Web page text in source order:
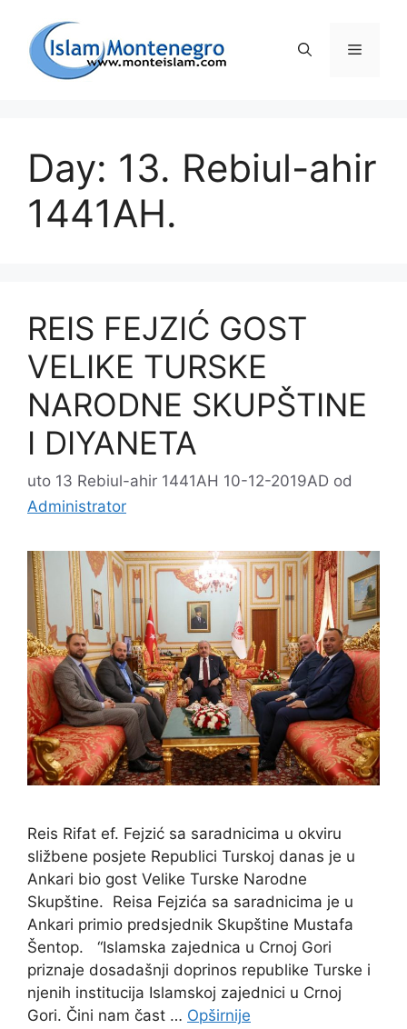
sadržaj
Day: 13. Rebiul-ahir
1441AH.
REIS FEJZIĆ GOST
VELIKE TURSKE
NARODNE SKUPŠTINE
I DIYANETA
uto 13 Rebiul-ahir 1441AH 10-12-2019AD od
Administrator
Reis Rifat ef. Fejzić sa saradnicima u okviru
sližbene posjete Republici Turskoj danas je u
Ankari bio gost Velike Turske Narodne
Skupštine. Reisa Fejzića sa saradnicima je u
Ankari primio predsjednik Skupštine Mustafa
Šentop. “Islamska zajednica u Crnoj Gori
priznaje dosadašnji doprinos republike Turske i
njenih institucija Islamskoj zajednici u Crnoj
Gori. Čini nam čast … Opširnije